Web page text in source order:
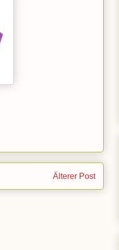
Älterer Post